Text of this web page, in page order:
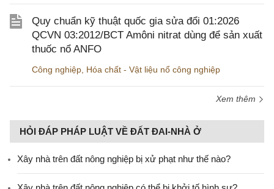
Quy chuẩn kỹ thuật quốc gia sửa đổi 01:2026
QCVN 03:2012/BCT Amôni nitrat dùng để sản xuất
thuốc nổ ANFO
Công nghiệp Hóa chất - Vật liệu nổ công nghiệp
Xem thêm
HỎI ĐÁP PHÁP LUẬT VỀ ĐẤT ĐAI-NHÀ Ở
Xây nhà trên đất nông nghiệp bị xử phạt như thế nào?